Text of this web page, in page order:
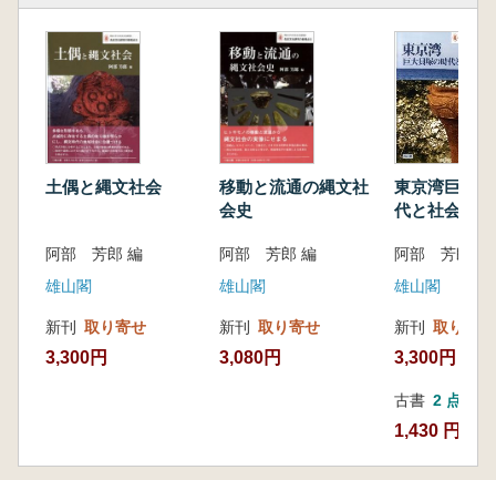
周辺の遺跡群の調査― 陸平遺跡群の調査―
住民参加による新たな確認調査
陸平貝塚の形成過程
陸平貝塚形成の謎
3 上高津貝塚の研究 石川 功
上高津貝塚の環境
部芳郎
縄文土器製塩研究の展開
製塩の起源
近年の成果と新たな課題
5 湖岸の地形発達と遺跡形成 亀井 翼
谷底低地の陸地化と遺跡
土偶と縄文社会
阿部 芳郎 編
雄山閣
新刊 取り寄せ
3,300円
移動と流通の縄文社
会史
阿部 芳郎 編
雄山閣
新刊 取り寄せ
3,080円
東京湾巨大
代と社会
阿部 芳郎 編
雄山閣
新刊 取り寄せ
3,300円
古書 2 点
1,430 円~